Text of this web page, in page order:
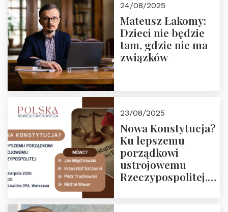
24/08/2025
Mateusz Łakomy:
Dzieci nie będzie
tam, gdzie nie ma
związków
23/08/2025
Nowa Konstytucja?
Ku lepszemu
porządkowi
ustrojowemu
Rzeczypospolitej.